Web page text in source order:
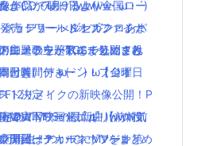
作品が7月9日より全国ロー
師エドワードエルリック役
田翼、ディーン・フジオ
ト決定！
で実写映画化( ﾟдﾟ )www気
開日は？
売！ワールドオブファイナ
レーラーがTGSで公開され
リメイクの新映像公開！P
め！
ティークカルネヴァーレ第
よ(｀・ω・´)wwww
ッテリー・ダンガンロンパ
ニメの主題歌を一気にまと
と時間付き(｀・ω・´)！
師エドワードエルリック役
田翼、ディーン・フジオ
がCDで聴けるよ(｀・ω・´)
ョジョ・べルセルク・あま
主題歌を一気にまとめてみ
付き(｀・ω・´)！【金曜日
の最新曲【前前前
再生！ついでにMVをまとめ